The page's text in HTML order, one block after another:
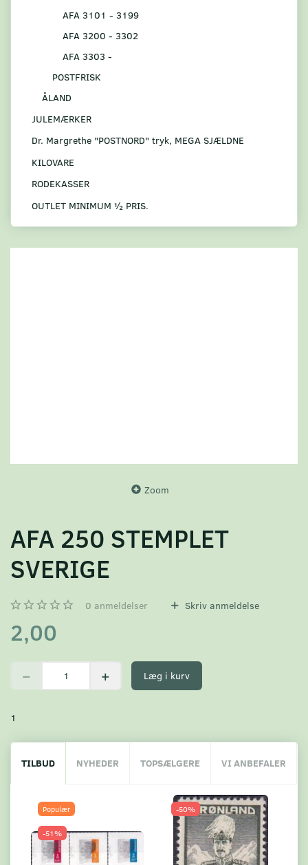
AFA 3101 - 3199
AFA 3200 - 3302
AFA 3303 -
POSTFRISK
ÅLAND
JULEMÆRKER
Dr. Margrethe "POSTNORD" tryk, MEGA SJÆLDNE
KILOVARE
RODEKASSER
OUTLET MINIMUM ½ PRIS.
Zoom
AFA 250 STEMPLET
SVERIGE
0 anmeldelser Skriv anmeldelse
2,00
Læg i kurv
1
TILBUD NYHEDER TOPSÆLGERE VI ANBEFALER
Populær
-51%
-50%